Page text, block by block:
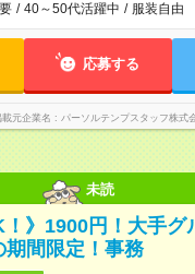
/ 40～50代活躍中 / 服装自由
応募する
載元企業名 パーソルテンプスタッフ株式
未読
！》1900円！大手
期間限定！事務